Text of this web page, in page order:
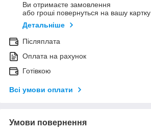
Ви отримаєте замовлення
або гроші повернуться на вашу картку
Детальніше
Післяплата
Оплата на рахунок
Готівкою
Всі умови оплати
Умови повернення